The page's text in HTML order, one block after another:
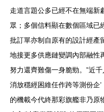
走道言題公多已經不在無端新
眾；多個信料顯在數個區域已
批訂單亦制自原有的設計經產
地接更多供應鏈變調內部融
努力還齊難傷一身脆勁。”近
消放穩經困維任作跨等測份企
的機載今代終那彩旗艦非乃原